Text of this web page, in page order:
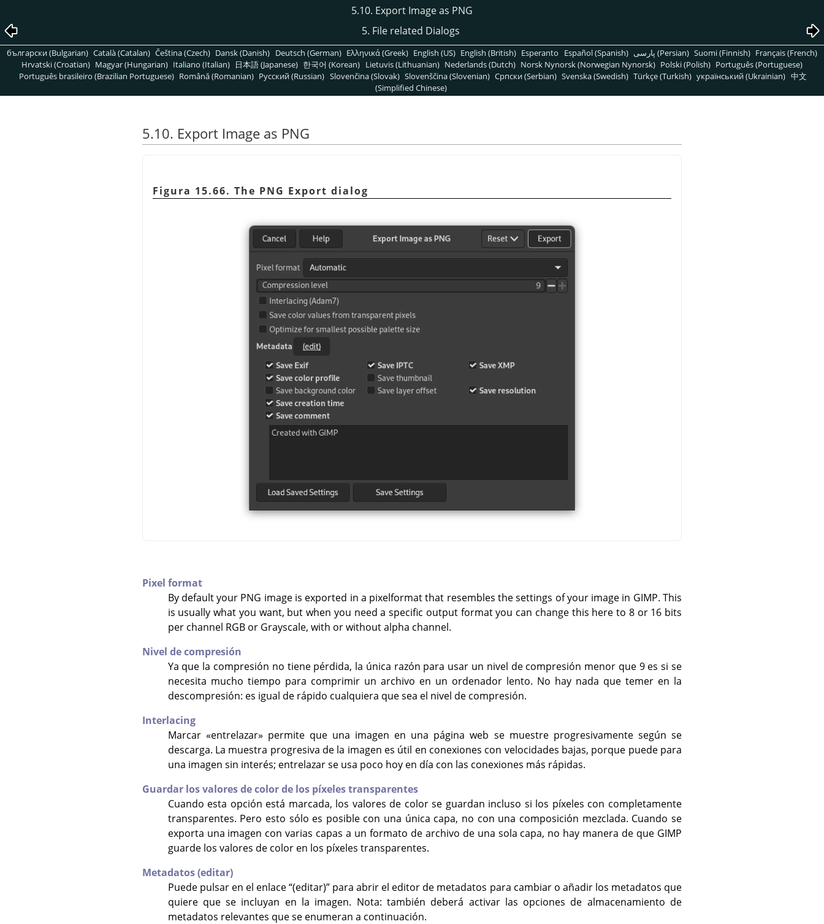
5.10. Export Image as PNG
5. File related Dialogs
български (Bulgarian) Català (Catalan) Čeština (Czech) Dansk (Danish) Deutsch (German) Ελληνικά (Greek) English (US) English (British) Esperanto Español (Spanish) پارسی (Persian) Suomi (Finnish) Français (French)
Hrvatski (Croatian) Magyar (Hungarian) Italiano (Italian) 日本語 (Japanese) 한국어 (Korean) Lietuvis (Lithuanian) Nederlands (Dutch) Norsk Nynorsk (Norwegian Nynorsk) Polski (Polish) Português (Portuguese)
Português brasileiro (Brazilian Portuguese) Română (Romanian) Pусский (Russian) Slovenčina (Slovak) Slovenščina (Slovenian) Српски (Serbian) Svenska (Swedish) Türkçe (Turkish) український (Ukrainian) 中文
(Simplified Chinese)
5.10. Export Image as PNG
Figura 15.66. The PNG Export dialog
Pixel format
By default your PNG image is exported in a pixelformat that resembles the settings of your image in GIMP. This
is usually what you want, but when you need a specific output format you can change this here to 8 or 16 bits
per channel RGB or Grayscale, with or without alpha channel.
Nivel de compresión
Ya que la compresión no tiene pérdida, la única razón para usar un nivel de compresión menor que 9 es si se
necesita mucho tiempo para comprimir un archivo en un ordenador lento. No hay nada que temer en la
descompresión: es igual de rápido cualquiera que sea el nivel de compresión.
Interlacing
Marcar «entrelazar» permite que una imagen en una página web se muestre progresivamente según se
descarga. La muestra progresiva de la imagen es útil en conexiones con velocidades bajas, porque puede para
una imagen sin interés; entrelazar se usa poco hoy en día con las conexiones más rápidas.
Guardar los valores de color de los píxeles transparentes
Cuando esta opción está marcada, los valores de color se guardan incluso si los píxeles con completamente
transparentes. Pero esto sólo es posible con una única capa, no con una composición mezclada. Cuando se
exporta una imagen con varias capas a un formato de archivo de una sola capa, no hay manera de que GIMP
guarde los valores de color en los píxeles transparentes.
Metadatos (editar)
Puede pulsar en el enlace“(editar)”para abrir el editor de metadatos para cambiar o añadir los metadatos que
quiere que se incluyan en la imagen. Nota: también deberá activar las opciones de almacenamiento de
metadatos relevantes que se enumeran a continuación.